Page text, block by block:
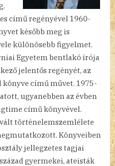
című regényével 1960-
később meg is
különösebb figyelmet.
Egyetem bentlakó írója
jelentős regényét, az
című művet. 1975-
ugyanebben az évben
című könyvével.
vált történelemszemlélete
Könyveiben
jellegzetes tagjai
gyermekei, ateisták